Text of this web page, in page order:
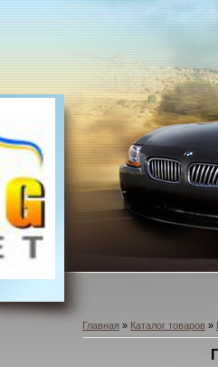
Главная » Каталог товаров »